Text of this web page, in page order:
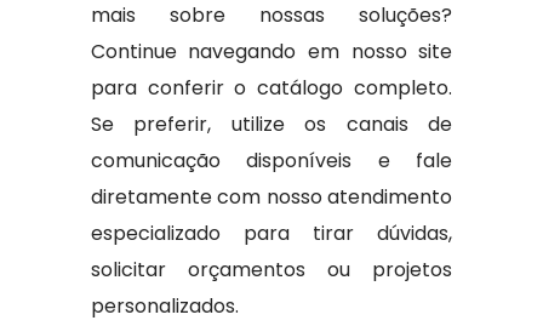
mais sobre nossas soluções?
Continue navegando em nosso site
para conferir o catálogo completo.
Se preferir, utilize os canais de
comunicação disponíveis e fale
diretamente com nosso atendimento
especializado para tirar dúvidas,
solicitar orçamentos ou projetos
personalizados.